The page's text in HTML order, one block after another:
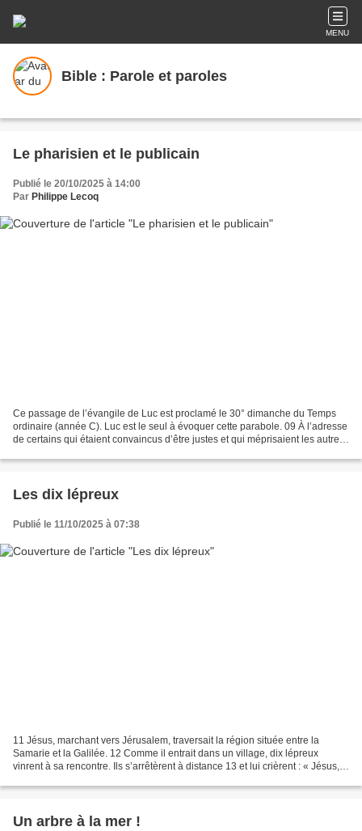
MENU
Bible : Parole et paroles
Le pharisien et le publicain
Publié le 20/10/2025 à 14:00
Par Philippe Lecoq
Ce passage de l’évangile de Luc est proclamé le 30° dimanche du Temps
ordinaire (année C). Luc est le seul à évoquer cette parabole. 09 À l’adresse
de certains qui étaient convaincus d’être justes et qui méprisaient les autres,
Les dix lépreux
Publié le 11/10/2025 à 07:38
11 Jésus, marchant vers Jérusalem, traversait la région située entre la
Samarie et la Galilée. 12 Comme il entrait dans un village, dix lépreux
vinrent à sa rencontre. Ils s’arrêtèrent à distance 13 et lui crièrent : « Jésus,
Un arbre à la mer !